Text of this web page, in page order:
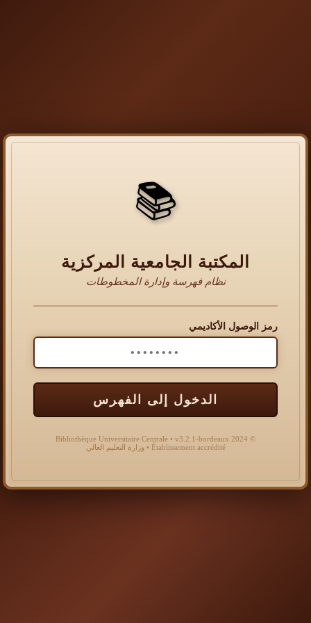
📚
المكتبة الجامعية المركزية
نظام فهرسة وإدارة المخطوطات
رمز الوصول الأكاديمي
الدخول إلى الفهرس
© 2024 Bibliothèque Universitaire Centrale • v3.2.1-bordeaux
Établissement accrédité • وزارة التعليم العالي